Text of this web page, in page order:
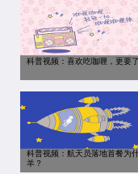
科普视频：喜欢吃咖喱，更要
科普视频：航天员落地首餐为
羊？